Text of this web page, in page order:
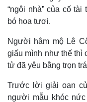
“ngôi nhà” của cố
bó hoa tươi.
Người hâm mộ Lê
giấu mình như thế thì
tử đã yêu bằng trọn
Trước lời giải oan
người mẫu khóc